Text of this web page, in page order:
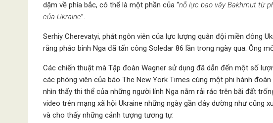
dặm về phía bắc, có thể là một phần của “nỗ lực bao vây Bakhmut từ
của Ukraine”.
Serhiy Cherevatyi, phát ngôn viên của lực lượng quân đội miền đông
rằng pháo binh Nga đã tấn công Soledar 86 lần trong ngày qua. Ông
Các chiến thuật mà Tập đoàn Wagner sử dụng đã dẫn đến một số
các phóng viên của báo The New York Times cùng một phi hành
nhìn thấy thi thể của những người lính Nga nằm rải rác trên bãi đất
video trên mạng xã hội Ukraine những ngày gần đây dường như cũng
và cho thấy những cảnh tượng tương tự.